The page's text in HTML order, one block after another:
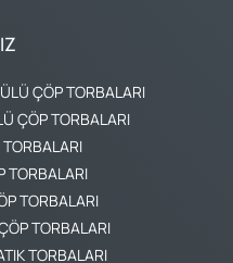
ÇÖP TORBALARI
ÇÖP TORBALARI
TORBALARI
TORBALARI
TORBALARI
TORBALARI
TORBALARI